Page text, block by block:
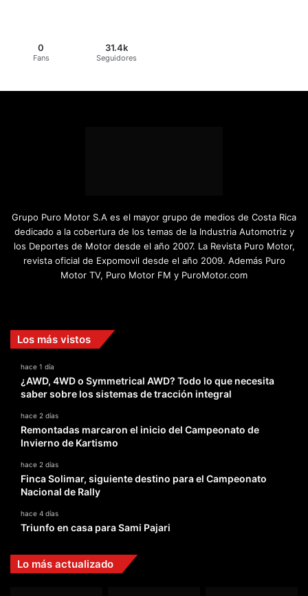
0
Fans
31.4k
Seguidores
Grupo Puro Motor S.A es el mayor grupo de medios de Costa Rica
dedicado a la cobertura de los temas de la Industria Automotriz y
los Deportes de Motor desde el año 2007. La Revista Puro Motor,
revista oficial de Expomovil desde el año 2009. Además Puro
Motor TV, Puro Motor FM y PuroMotor.com
Los más vistos
hace 1 día
¿AWD, 4WD o Symmetrical AWD? Todo lo que necesita
saber sobre los sistemas de tracción integral
hace 2 días
Remontadas marcaron el inicio del Campeonato de
Invierno de Kartismo
hace 2 días
Finca Solimar, siguiente destino para el Campeonato
Nacional de Rally
hace 4 días
Triunfo en casa para Sami Pajari
Lo más actualizado